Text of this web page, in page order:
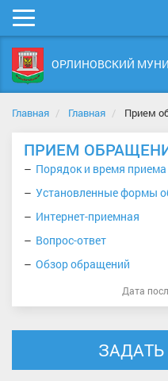
Мобильное
меню
ОРЛИНОВСКИЙ
Главная Главная Прием
ПРИЕМ
Порядок и время приема
Установленные формы
Интернет-приемная
Вопрос-ответ
Обзор обращений
Дата